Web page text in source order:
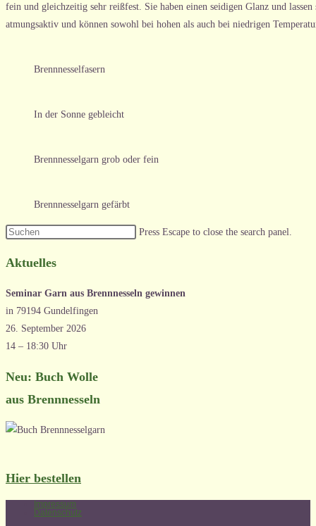
fein und gleichzeitig sehr reißfest. Sie haben einen seidigen Glanz und
atmungsaktiv und können sowohl bei hohen als auch bei niedrigen
Brennnesselfasern
In der Sonne gebleicht
Brennnesselgarn grob oder fein
Brennnesselgarn gefärbt
Press Escape to close the search panel.
Aktuelles
Seminar Garn aus Brennnesseln gewinnen
in 79194 Gundelfingen
26. September 2026
14 – 18:30 Uhr
Neu: Buch Wolle
aus Brennnesseln
Hier bestellen
Impressum
Datenschutz